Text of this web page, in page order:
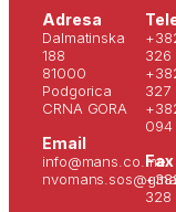
Adresa
Dalmatinska
188
81000
Podgorica
CRNA GORA
Email
info@mans.co.me
326
327
094
Fax
328